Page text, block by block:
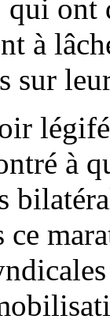
ont
à
sur
à
ce